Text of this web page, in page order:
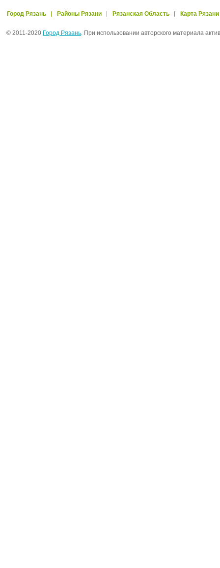
Город Рязань Районы Рязани Рязанская Область Карта Рязани
© 2011-2020 Город Рязань. При использовании авторского материала